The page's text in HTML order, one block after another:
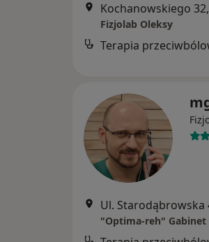
Kochanowskiego
Fizjolab Oleksy
Terapia
Ul. Starodąbrowska
"Optima-reh" Gabinet